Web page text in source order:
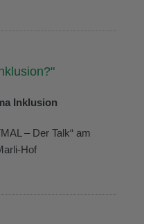
Inklusion
– Der Talk“ am
Hof